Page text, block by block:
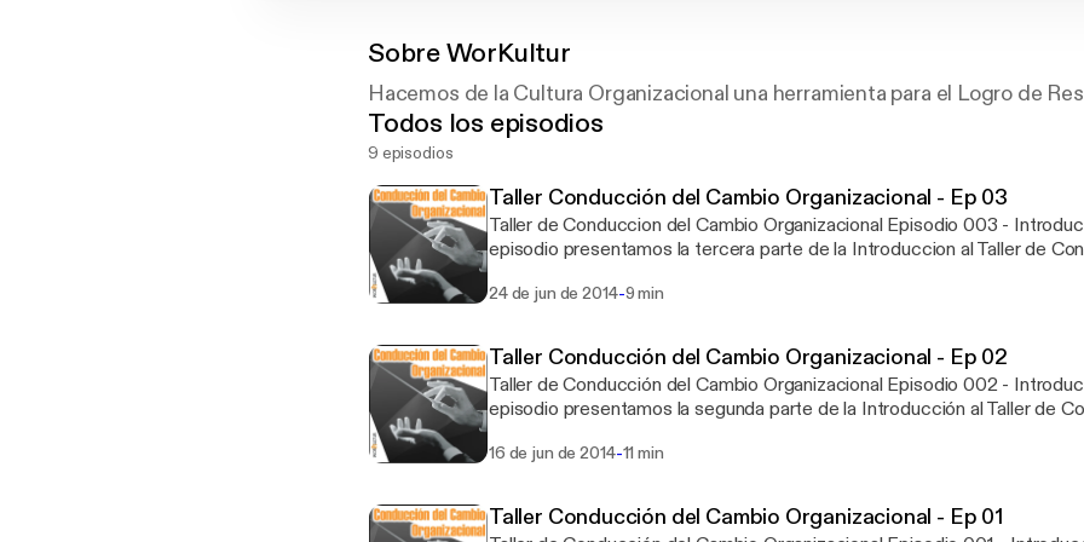
SobreWorKultur
Hacemos de la Cultura Organizacional una herramienta para el Logro de
Todos los episodios
9 episodios
Taller Conducción del Cambio Organizacional - Ep 03
Taller de Conduccion del Cambio Organizacional Episodio 003 - Introduccion al Taller En este
episodio presentamos la tercera parte de la Introduccion al Taller de
herramientas para conducir de forma efectiva los procesos de cambio
en los procesos de cambio: los equipos de trabajo y la organizacion. Visitanos en
www.workultur.com o contactanos via mail a contacto@workultur.com (redaccion sin acentos
debido a la cofiguracion de la plataforma)
24 de jun de 2014-9 min
Taller Conducción del Cambio Organizacional - Ep 02
Taller de Conducción del Cambio Organizacional Episodio 002 - Introducción al Taller En este
episodio presentamos la segunda parte de la Introducción al Taller de
herramientas para conducir de forma efectiva los procesos de cambio
los procesos de cambio: el poder de las experiencias y explicitar
en www.workultur.com o contáctanos via mail a contacto@workultur.com
16 de jun de 2014-11 min
Taller Conducción del Cambio Organizacional - Ep 01